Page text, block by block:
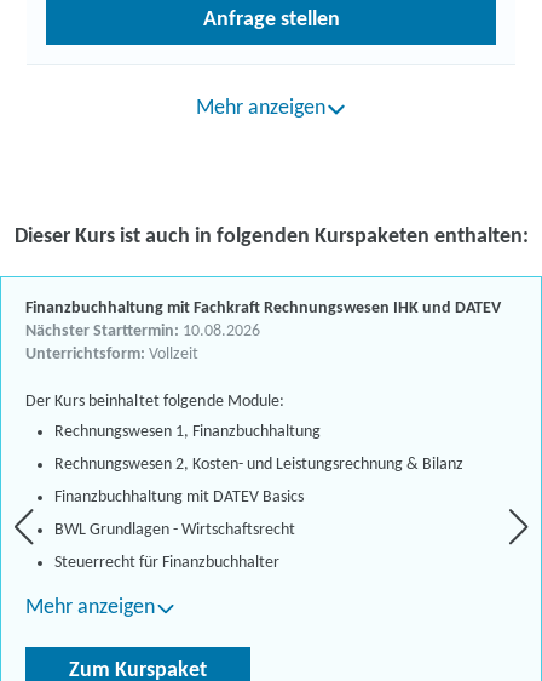
Anfrage stellen
Mehr anzeigen
Dieser Kurs ist auch in folgenden Kurspaketen enthalten:
Finanzbuchhaltung mit Fachkraft Rechnungswesen IHK und DATEV
Nächster Starttermin: 10.08.2026
Unterrichtsform: Vollzeit
Der Kurs beinhaltet folgende Module:
Rechnungswesen 1, Finanzbuchhaltung
Rechnungswesen 2, Kosten- und Leistungsrechnung & Bilanz
Finanzbuchhaltung mit DATEV Basics
BWL Grundlagen - Wirtschaftsrecht
Steuerrecht für Finanzbuchhalter
Mehr anzeigen
Zum Kurspaket